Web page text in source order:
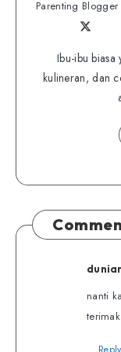
Parenting
on
me
on
Ibu-ibu biasa
kulineran, dan
nanti